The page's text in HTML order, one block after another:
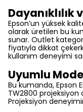
Dayanıklılık
Epson’un yüksek
olarak üretilen bu
sunar. Outlet
fiyatıyla dikkat
kullanım deneyimi
Uyumlu
Bu kumanda, Epson
TW2800 projeksiyon
Projeksiyon